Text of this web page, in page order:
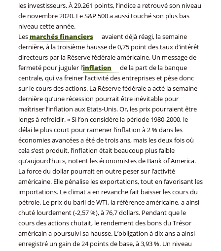
les investisseurs. À 29.261 points, l’indice a retrouvé son niveau
de novembre 2020. Le S&P 500 a aussi touché son plus bas
niveau cette année.
Lesmarchés financiers
avaient déjà réagi, la semaine
dernière, à la troisième hausse de 0,75 point des taux d’intérêt
directeurs par la Réserve fédérale américaine. Un message de
fermeté pour juguler l’inflation
de la part de la banque
centrale, qui va freiner l’activité des entreprises et pèse donc
sur le cours des actions. La Réserve fédérale a acté la semaine
dernière qu’une récession pourrait être inévitable pour
maîtriser l’inflation aux Etats-Unis. Or, les prix pourraient être
longs à refroidir. « Si l’on considère la période 1980-2000, le
délai le plus court pour ramener l’inflation à 2 % dans les
économies avancées a été de trois ans, mais les deux fois où
cela s’est produit, l’inflation était beaucoup plus faible
qu’aujourd’hui », notent les économistes de Bank of America.
La force du dollar pourrait en outre peser sur l’activité
américaine. Elle pénalise les exportations, tout en favorisant les
importations. Le climat a en revanche fait baisser les cours du
pétrole. Le prix du baril de WTI, la référence américaine, a ainsi
chuté lourdement (-2,57 %), à 76,7 dollars. Pendant que le
cours des actions chutait, le rendement des bons du Trésor
américain a poursuivi sa hausse. L’obligation à dix ans a ainsi
enregistré un gain de 24 points de base, à 3,93 %. Un niveau